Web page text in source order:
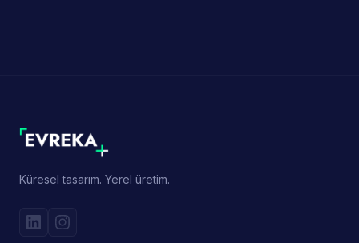
Küresel tasarım. Yerel üretim.